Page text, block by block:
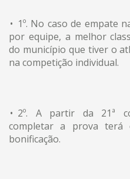
1º. No caso de empate
por equipe, a melhor
do município que tiver o
na competição individual.
2º. A partir da 21ª
completar a prova
bonificação.